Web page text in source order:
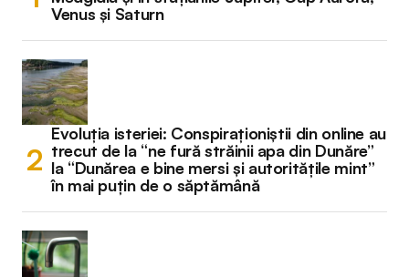
Venus și Saturn
Evoluția isteriei: Conspiraționiștii din online au
trecut de la “ne fură străinii apa din Dunăre”
la “Dunărea e bine mersi și autoritățile mint”
în mai puțin de o săptămână